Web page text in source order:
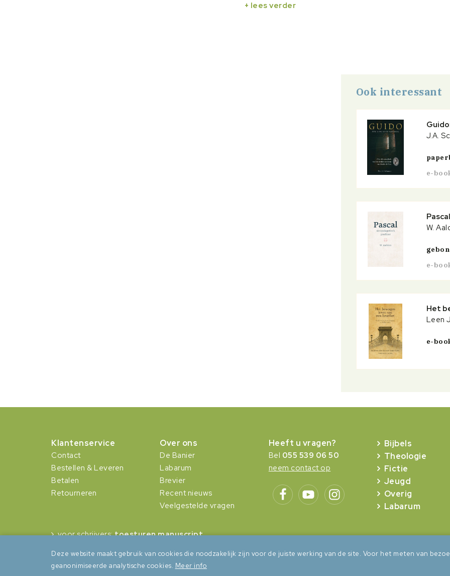
briefschrijvers worden het chiliasme van Da Costa en de
+ lees verder
Ook interessant
J.A.
e-
W.
e-
Het
Leen
e-
Klantenservice
Contact
Bestellen & Leveren
Betalen
Retourneren
Over ons
De Banier
Labarum
Brevier
Recent nieuws
Veelgestelde vragen
Heeft u vragen?
Bel 055 539 06 50
neem contact op
Bijbels
Theologie
Fictie
Jeugd
Overig
Labarum
voor schrijvers:toesturen manuscript
Deze website maakt gebruik van cookies die noodzakelijk zijn voor de juiste werking van de site. Voor het meten van
geanonimiseerde analytische cookies. Meer info